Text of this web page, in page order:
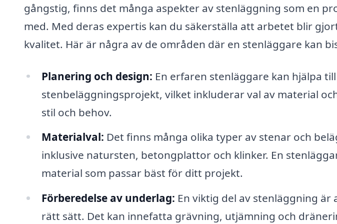
gångstig, finns det många aspekter av stenläggning som en
med. Med deras expertis kan du säkerställa att arbetet blir
kvalitet. Här är några av de områden där en stenläggare kan
Planering och design: En erfaren stenläggare kan hjälpa
stenbeläggningsprojekt, vilket inkluderar val av material
stil och behov.
Materialval: Det finns många olika typer av stenar och
inklusive natursten, betongplattor och klinker. En
material som passar bäst för ditt projekt.
Förberedelse av underlag: En viktig del av stenläggning
rätt sätt. Det kan innefatta grävning, utjämning och